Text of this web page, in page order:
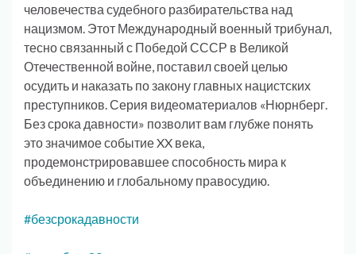
человечества судебного разбирательства над
нацизмом. Этот Международный военный трибунал,
тесно связанный с Победой СССР в Великой
Отечественной войне, поставил своей целью
осудить и наказать по закону главных нацистских
преступников. Серия видеоматериалов «Нюрнберг.
Без срока давности» позволит вам глубже понять
это значимое событие XX века,
продемонстрировавшее способность мира к
объединению и глобальному правосудию.
#безсрокадавности